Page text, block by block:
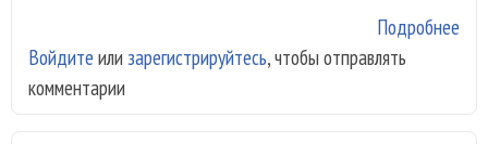
Подробнее
Войдите или зарегистрируйтесь, чтобы отправлять
комментарии